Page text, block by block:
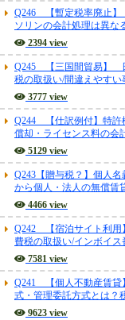
Q246 【暫定税率廃止】
ソリンの会計処理は異
2394 view
Q245 【三国間貿易】
税の取扱い/間違えやす
3777 view
Q244 【仕訳例付】特許
償却・ライセンス料の会
5129 view
Q243【贈与税？】個人
から個人・法人の無償賃
4466 view
Q242 【宿泊サイト利用
費税の取扱い/インボイス
7581 view
Q241 【個人不動産賃貸
式・管理委託方式とは？
9623 view